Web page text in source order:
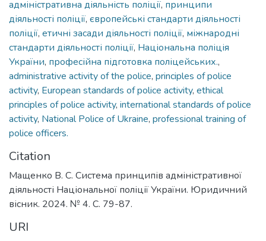
адміністративна діяльність поліції, принципи
діяльності поліції, європейські стандарти діяльності
поліції, етичні засади діяльності поліції, міжнародні
стандарти діяльності поліції, Національна поліція
України, професійна підготовка поліцейських.,
administrative activity of the police, principles of police
activity, European standards of police activity, ethical
principles of police activity, international standards of police
activity, National Police of Ukraine, professional training of
police officers.
Citation
Мащенко В. С. Система принципів адміністративної
діяльності Національної поліції України. Юридичний
вісник. 2024. № 4. С. 79-87.
URI